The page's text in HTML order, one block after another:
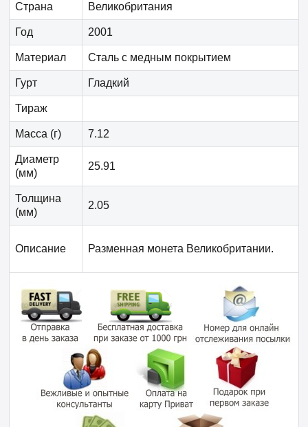
Страна Великобритания
Год 2001
Материал Сталь с медным покрытием
Гурт Гладкий
Тираж
Масса (г) 7.12
Диаметр
(мм)
25.91
Толщина
(мм)
2.05
Описание Разменная монета Великобритании.